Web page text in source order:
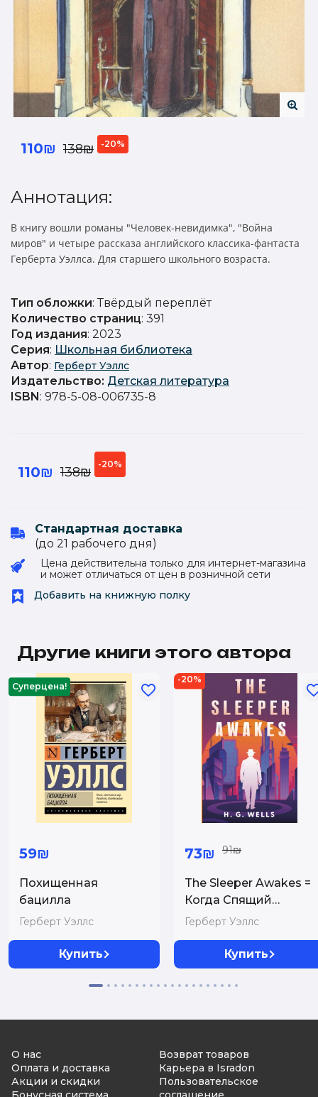
110₪ 138₪ -20%
Аннотация:
В книгу вошли романы "Человек-невидимка", "Война
миров" и четыре рассказа английского классика-фантаста
Герберта Уэллса. Для старшего школьного возраста.
Тип обложки: Твёрдый переплёт
Количество страниц: 391
Год издания: 2023
Серия: Школьная библиотека
Автор: Герберт Уэллс
Издательство: Детская литература
ISBN : 978-5-08-006735-8
110₪ 138₪
-20%
Стандартная доставка
(до 21 рабочего дня)
Цена действительна только для интернет-магазина
и может отличаться от цен в розничной сети
Добавить на книжную полку
Другие книги этого автора
Суперцена!
59₪
Похищенная
бацилла
Герберт Уэллс
Купить
-20%
73₪ 91₪
The Sleeper Awakes =
Когда Спящий
проснётся
Герберт Уэллс
Купить
О нас
Оплата и доставка
Акции и скидки
Возврат товаров
Карьера в Isradon
Пользовательское